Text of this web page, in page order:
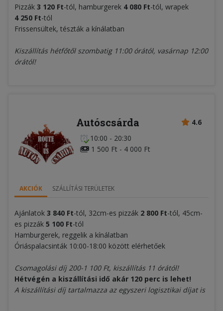
Pizzák 3 120 Ft-tól, hamburgerek 4 080 Ft-tól, wrapek
4 250 Ft-tól
Frissensültek, tészták a kínálatban
Kiszállítás hétfőtől szombatig 11:00 órától, vasárnap 12:00
órától!
4.6
Autóscsárda
10:00 - 20:30
1 500 Ft - 4 000 Ft
AKCIÓK SZÁLLÍTÁSI TERÜLETEK
Ajánlatok 3 840 Ft-tól, 32cm-es pizzák 2 800 Ft-tól, 45cm-
es pizzák 5 100 Ft-tól
Hamburgerek, reggelik a kínálatban
Óriáspalacsinták 10:00-18:00 között elérhetőek
Csomagolási díj 200-1 100 Ft, kiszállítás 11 órától!
Hétvégén a kiszállítási idő akár 120 perc is lehet!
A kiszállítási díj tartalmazza az egyszeri logisztikai díjat is